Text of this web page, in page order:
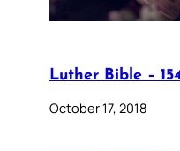
Luther Bible –
October 17, 2018